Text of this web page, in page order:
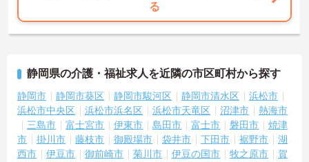
る
静岡県の介護・福祉求人を近隣の市区町村から探す
静岡市 静岡市葵区 静岡市駿河区 静岡市清水区
浜松市
浜松市中央区
浜松市浜名区 浜松市天竜区 沼津市
熱海市
三島市
富士宮市 伊東市 島田市 富士市 磐田市
焼津
市
掛川市 藤枝市 御殿場市 袋井市 下田市 裾野市
湖
西市
伊豆市 御前崎市 菊川市 伊豆の国市 牧之原市
賀